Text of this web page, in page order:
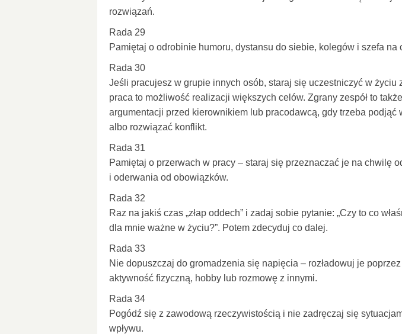
rozwiązań.
Rada 29
Pamiętaj o odrobinie humoru, dystansu do siebie, kolegów i szefa na
Rada 30
Jeśli pracujesz w grupie innych osób, staraj się uczestniczyć w życiu
praca to możliwość realizacji większych celów. Zgrany zespół to
argumentacji przed kierownikiem lub pracodawcą, gdy trzeba podjąć
albo rozwiązać konflikt.
Rada 31
Pamiętaj o przerwach w pracy – staraj się przeznaczać je na chwilę
i oderwania od obowiązków.
Rada 32
Raz na jakiś czas „złap oddech” i zadaj sobie pytanie: „Czy to co
dla mnie ważne w życiu?”. Potem zdecyduj co dalej.
Rada 33
Nie dopuszczaj do gromadzenia się napięcia – rozładowuj je poprzez
aktywność fizyczną, hobby lub rozmowę z innymi.
Rada 34
Pogódź się z zawodową rzeczywistością i nie zadręczaj się
wpływu.